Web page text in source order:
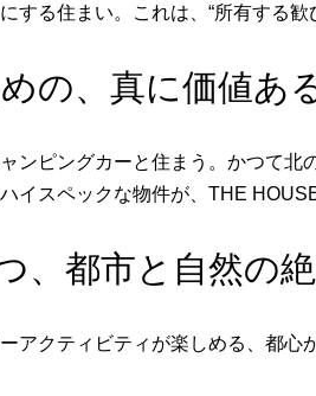
る住まい。これは、“所有する歓
の、真に価値あ
ンピングカーと住まう。かつて
イスペックな物件が、THE
、都市と自然の
アクティビティが楽しめる、都